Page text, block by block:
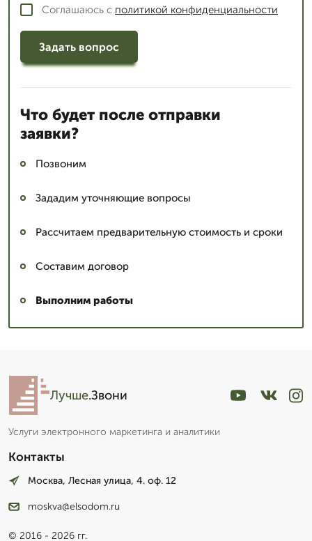
Соглашаюсь с политикой конфиденциальности
Задать вопрос
Что будет после отправки
заявки?
Позвоним
Зададим уточняющие вопросы
Рассчитаем предварительную стоимость и сроки
Составим договор
Выполним работы
Лучше.Звони
Услуги электронного маркетинга и аналитики
Контакты
Москва, Лесная улица, 4. оф. 12
moskva@elsodom.ru
© 2016 - 2026 гг.